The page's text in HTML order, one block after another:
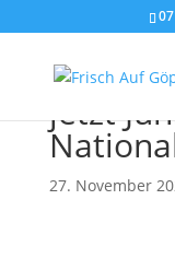
jetzt
27. November